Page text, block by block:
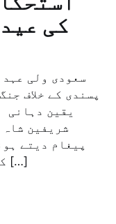
کی
سعودی ولی عہد
پسندی کے خلاف
یقین دہانی
شریفین
پیغام دیتے
کی مختلف اقسام سے متاثر ہو رہی […]